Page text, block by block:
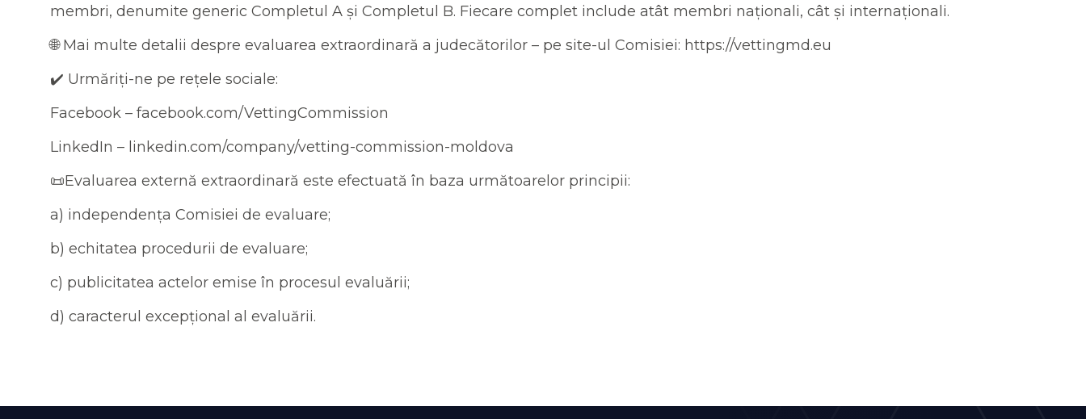
membri, denumite generic Completul A și Completul B. Fiecare complet include atât membri naționali, cât și internaționali.
🌐 Mai multe detalii despre evaluarea extraordinară a judecătorilor – pe site-ul Comisiei: https://vettingmd.eu
✔️ Urmăriți-ne pe rețele sociale:
Facebook – facebook.com/VettingCommission
LinkedIn – linkedin.com/company/vetting-commission-moldova
📜Evaluarea externă extraordinară este efectuată în baza următoarelor principii:
a) independența Comisiei de evaluare;
b) echitatea procedurii de evaluare;
c) publicitatea actelor emise în procesul evaluării;
d) caracterul excepțional al evaluării.